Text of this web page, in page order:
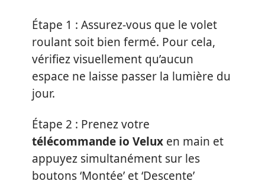
Étape 1 : Assurez-vous que le volet
roulant soit bien fermé. Pour cela,
vérifiez visuellement qu’aucun
espace ne laisse passer la lumière du
jour.
Étape 2 : Prenez votre
télécommande io Velux en main et
appuyez simultanément sur les
boutons ‘Montée’ et ‘Descente’